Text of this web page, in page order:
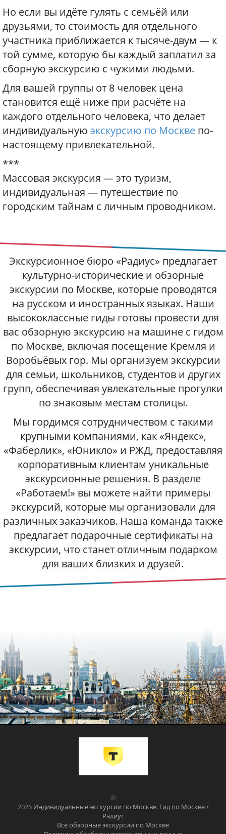
Но если вы идёте гулять с семьёй или
друзьями, то стоимость для отдельного
участника приближается к тысяче-двум — к
той сумме, которую бы каждый заплатил за
сборную экскурсию с чужими людьми.
Для вашей группы от 8 человек цена
становится ещё ниже при расчёте на
каждого отдельного человека, что делает
индивидуальную экскурсию по Москве по-
настоящему привлекательной.
***
Массовая экскурсия — это туризм,
индивидуальная — путешествие по
городским тайнам с личным проводником.
Экскурсионное бюро «Радиус» предлагает
культурно-исторические и обзорные
экскурсии по Москве, которые проводятся
на русском и иностранных языках. Наши
высококлассные гиды готовы провести для
вас обзорную экскурсию на машине с гидом
по Москве, включая посещение Кремля и
Воробьёвых гор. Мы организуем экскурсии
для семьи, школьников, студентов и других
групп, обеспечивая увлекательные прогулки
по знаковым местам столицы.
Мы гордимся сотрудничеством с такими
крупными компаниями, как «Яндекс»,
«Фаберлик», «Юникло» и РЖД, предоставляя
корпоративным клиентам уникальные
экскурсионные решения. В разделе
«Работаем!» вы можете найти примеры
экскурсий, которые мы организовали для
различных заказчиков. Наша команда также
предлагает подарочные сертификаты на
экскурсии, что станет отличным подарком
для ваших близких и друзей.
©
2026 Индивидуальные экскурсии по Москве. Гид по Москве /
Радиус
Все обзорные экскурсии по Москве